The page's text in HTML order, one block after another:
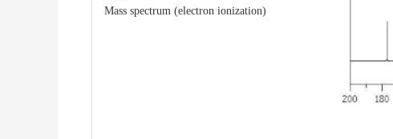
Mass spectrum (electron ionization)